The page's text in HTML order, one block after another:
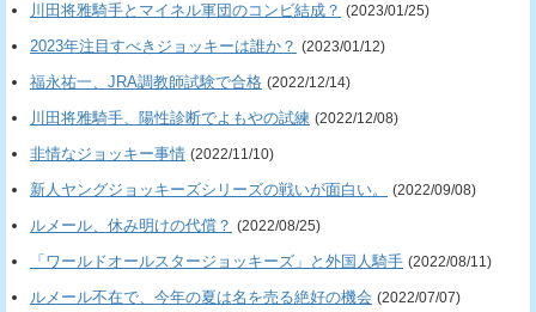
川田将雅騎手とマイネル軍団のコンビ結成？ (2023/01/25)
2023年注目すべきジョッキーは誰か？ (2023/01/12)
福永祐一、JRA調教師試験で合格 (2022/12/14)
川田将雅騎手、陽性診断でよもやの試練 (2022/12/08)
非情なジョッキー事情 (2022/11/10)
新人ヤングジョッキーズシリーズの戦いが面白い。 (2022/09/08)
ルメール、休み明けの代償？ (2022/08/25)
「ワールドオールスタージョッキーズ」と外国人騎手 (2022/08/11)
ルメール不在で、今年の夏は名を売る絶好の機会 (2022/07/07)